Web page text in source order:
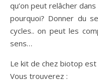
qu’on peut relâcher
pourquoi? Donner du
cycles.. on peut les
sens…
Le kit de chez biotop
Vous trouverez :